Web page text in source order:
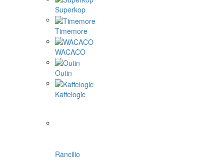
Superkop
Timemore
WACACO
Outin
Kaffelogic
Rancilio